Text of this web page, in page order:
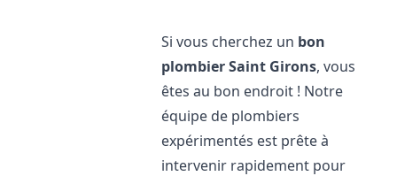
Si vous cherchez un bon
plombierSaint Girons, vous
êtes au bon endroit ! Notre
équipe de plombiers
expérimentés est prête à
intervenir rapidement pour